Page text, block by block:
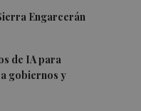
Engarcerán
de IA para
gobiernos y